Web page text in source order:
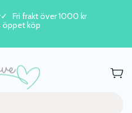
Fri frakt över 1000 kr
öppet köp